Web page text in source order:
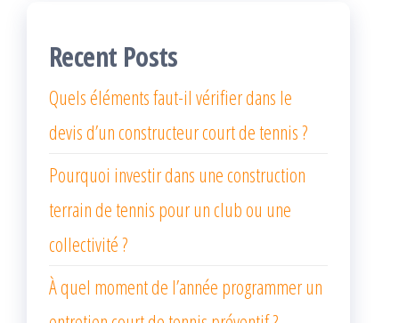
Recent Posts
Quels éléments faut-il vérifier dans le
devis d’un constructeur court de tennis ?
Pourquoi investir dans une construction
terrain de tennis pour un club ou une
collectivité ?
À quel moment de l’année programmer un